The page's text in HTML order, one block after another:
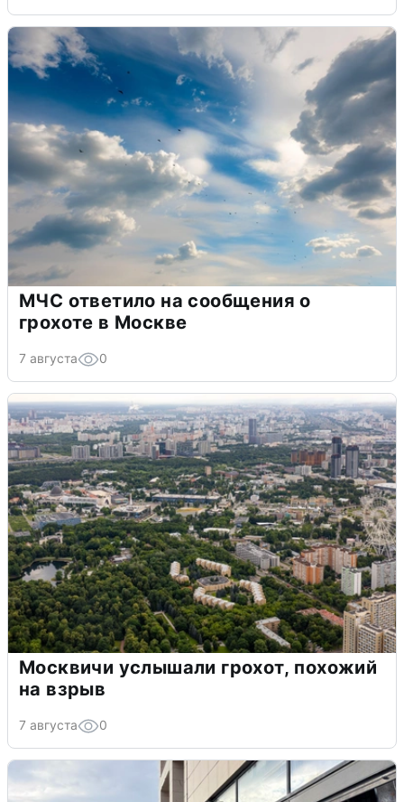
МЧС ответило на сообщения о
грохоте в Москве
7 августа 0
Москвичи услышали грохот, похожий
на взрыв
7 августа 0